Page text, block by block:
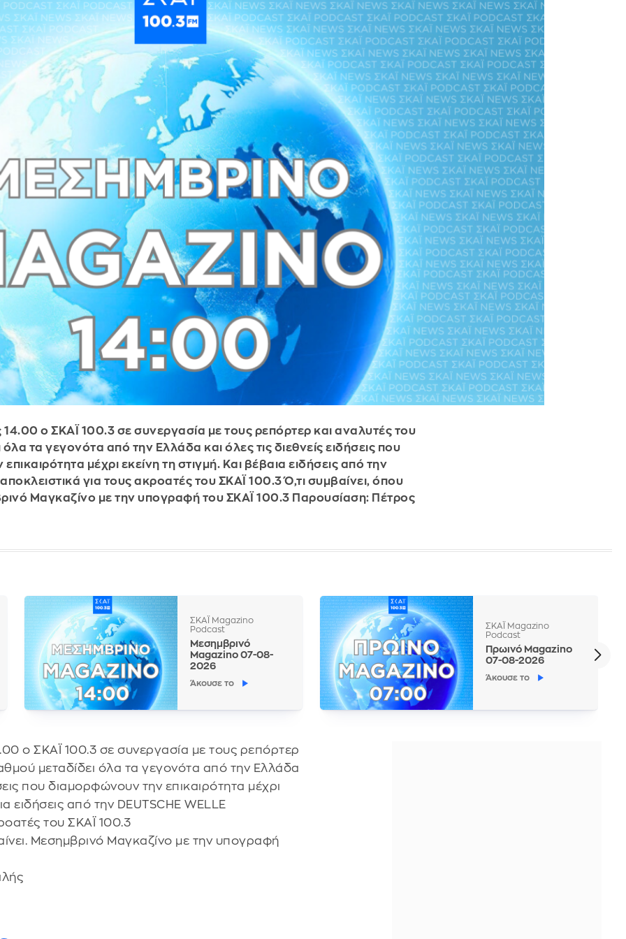
14.00 ο ΣΚΑΪ 100.3 σε συνεργασία με τους ρεπόρτερ και αναλυτές του
τα γεγονότα από την Ελλάδα και όλες τις διεθνείς ειδήσεις που
μέχρι εκείνη τη στιγμή. Και βέβαια ειδήσεις από την
για τους ακροατές του ΣΚΑΪ 100.3 Ό,τι συμβαίνει, όπου
Μαγκαζίνο με την υπογραφή του ΣΚΑΪ 100.3 Παρουσίαση: Πέτρος
ΣΚΑΪ Magazino
Podcast
Μεσημβρινό
Magazino 07-08-
2026
Άκουσε το
ΣΚΑΪ Magazino
Podcast
Πρωινό Magazino
07-08-2026
Άκουσε το
ο ΣΚΑΪ 100.3 σε συνεργασία με τους ρεπόρτερ
μεταδίδει όλα τα γεγονότα από την Ελλάδα
που διαμορφώνουν την επικαιρότητα μέχρι
ειδήσεις από την DEUTSCHE WELLE
του ΣΚΑΪ 100.3
Μεσημβρινό Μαγκαζίνο με την υπογραφή